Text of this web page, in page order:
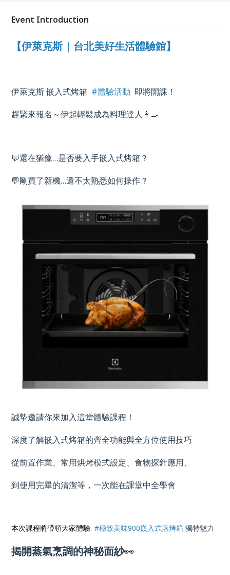
Event Introduction
【伊萊克斯 | 台北美好生活體驗館】
伊萊克斯 嵌入式烤箱 #體驗活動 即將開課！
趕緊來報名～伊起輕鬆成為料理達人👩‍🍳
💬還在猶豫…是否要入手嵌入式烤箱？
💬剛買了新機…還不太熟悉如何操作？
誠摯邀請你來加入這堂體驗課程！
深度了解嵌入式烤箱的齊全功能與全方位使用技巧
從前置作業、常用烘烤模式設定、食物探針應用、
到使用完畢的清潔等，一次能在課堂中全學會
本次課程將帶領大家體驗 #極致美味900嵌入式蒸烤箱獨特魅力
揭開蒸氣烹調的神秘面紗👀